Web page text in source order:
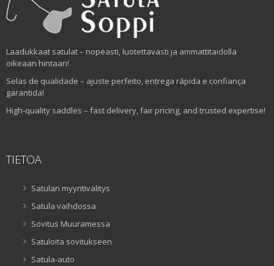
Laadukkaat satulat – nopeasti, luotettavasti ja ammattitaidolla
oikeaan hintaan!
Selas de qualidade – ajuste perfeito, entrega rápida e confiança
garantida!
High-quality saddles – fast delivery, fair pricing, and trusted expertise!
TIETOA
Satulan myyntivälitys
Satula vaihdossa
Sovitus Muuramessa
Satuloita sovitukseen
Satula-auto